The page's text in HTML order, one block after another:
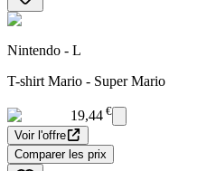
Nintendo - L
T-shirt Mario - Super Mario
19,44 €
Voir l'offre
Comparer les prix